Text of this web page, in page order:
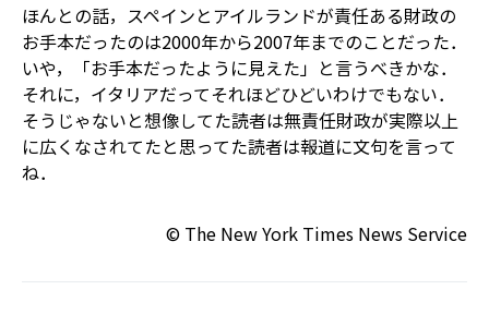
ほんとの話，スペインとアイルランドが責任ある財政の
お手本だったのは2000年から2007年までのことだった．
いや，「お手本だったように見えた」と言うべきかな．
それに，イタリアだってそれほどひどいわけでもない．
そうじゃないと想像してた読者は――無責任財政が実際以上
に広くなされてたと思ってた読者は――報道に文句を言って
ね．
© The New York Times News Service